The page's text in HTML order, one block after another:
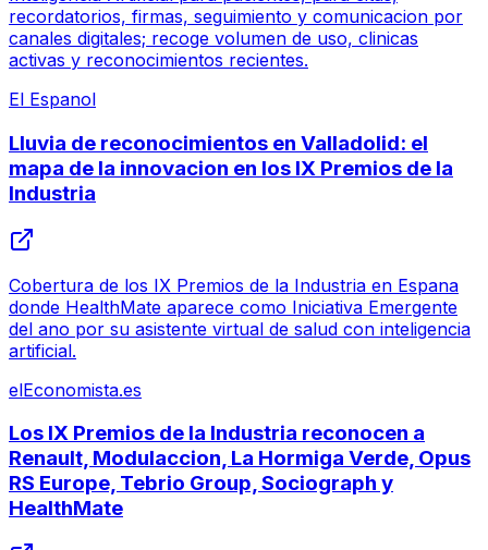
recordatorios, firmas, seguimiento y comunicacion por
canales digitales; recoge volumen de uso, clinicas
activas y reconocimientos recientes.
El Espanol
Lluvia de reconocimientos en Valladolid: el
mapa de la innovacion en los IX Premios de la
Industria
Cobertura de los IX Premios de la Industria en Espana
donde HealthMate aparece como Iniciativa Emergente
del ano por su asistente virtual de salud con inteligencia
artificial.
elEconomista.es
Los IX Premios de la Industria reconocen a
Renault, Modulaccion, La Hormiga Verde, Opus
RS Europe, Tebrio Group, Sociograph y
HealthMate